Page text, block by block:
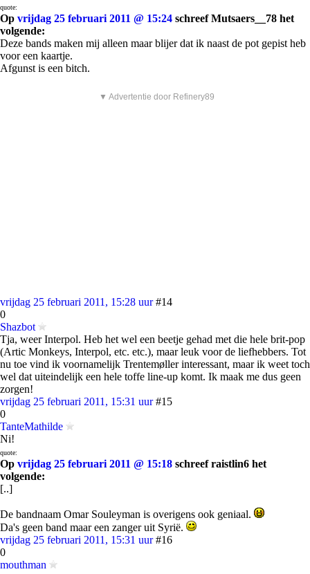
quote:
Op vrijdag 25 februari 2011 @ 15:24 schreef Mutsaers__78 het
volgende:
Deze bands maken mij alleen maar blijer dat ik naast de pot gepist heb
voor een kaartje.
Afgunst is een bitch.
▼ Advertentie door Refinery89
vrijdag 25 februari 2011, 15:28 uur #14
0
Shazbot
Tja, weer Interpol. Heb het wel een beetje gehad met die hele brit-pop
(Artic Monkeys, Interpol, etc. etc.), maar leuk voor de liefhebbers. Tot
nu toe vind ik voornamelijk Trentemøller interessant, maar ik weet toch
wel dat uiteindelijk een hele toffe line-up komt. Ik maak me dus geen
zorgen!
vrijdag 25 februari 2011, 15:31 uur #15
0
TanteMathilde
Ni!
quote:
Op vrijdag 25 februari 2011 @ 15:18 schreef raistlin6 het
volgende:
[..]
De bandnaam Omar Souleyman is overigens ook geniaal.
Da's geen band maar een zanger uit Syrië.
vrijdag 25 februari 2011, 15:31 uur #16
0
mouthman